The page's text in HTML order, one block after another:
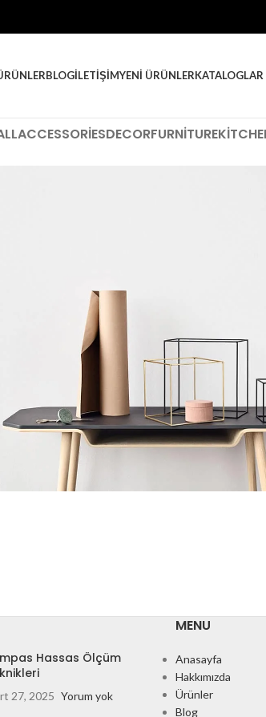
BLOGİLETIŞIMYENI ÜRÜNLERKATALOGLAR
ACCESSORIESDECORFURNITURE
Hassas Ölçüm
27, 2025 Yorum yok
MENU
Anasayfa
Hakkımızda
Ürünler
Blog